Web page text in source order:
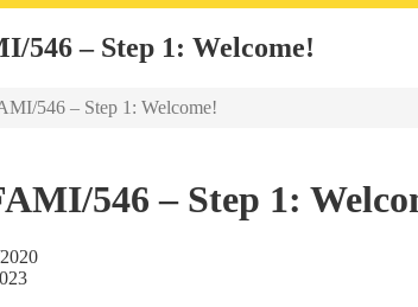
546 – Step 1: Welcome!
546 – Step 1: Welcome!
546 – Step 1: